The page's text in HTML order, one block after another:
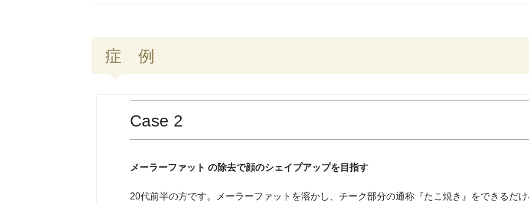
症 例
Case 2
メーラーファット の除去で顔のシェイプアップを目指す
20代前半の方です。メーラーファットを溶かし、チーク部分の通称『たこ焼き』をできるだ